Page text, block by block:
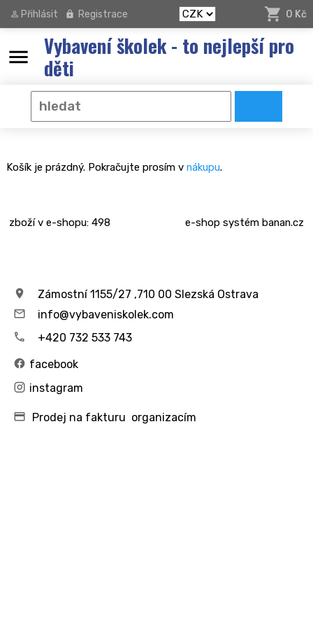
Přihlásit Registrace 0 Kč
menu
Vybavení školek - to nejlepší pro
děti
Košík je prázdný. Pokračujte prosím v nákupu.
zboží v e-shopu: 498 e-shop systém banan.cz
Zámostní 1155/27 ,710 00 Slezská Ostrava
info@vybaveniskolek.com
+420 732 533 743
facebook
instagram
Prodej na fakturu organizacím